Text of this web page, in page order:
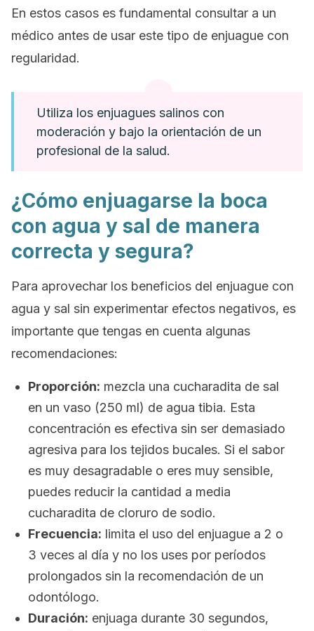
En estos casos es fundamental consultar a un
médico antes de usar este tipo de enjuague con
regularidad.
Utiliza los enjuagues salinos con
moderación y bajo la orientación de un
profesional de la salud.
¿Cómo enjuagarse la boca
con agua y sal de manera
correcta y segura?
Para aprovechar los beneficios del enjuague con
agua y sal sin experimentar efectos negativos, es
importante que tengas en cuenta algunas
recomendaciones:
Proporción: mezcla una cucharadita de sal
en un vaso (250 ml) de agua tibia. Esta
concentración es efectiva sin ser demasiado
agresiva para los tejidos bucales. Si el sabor
es muy desagradable o eres muy sensible,
puedes reducir la cantidad a media
cucharadita de cloruro de sodio.
Frecuencia: limita el uso del enjuague a 2 o
3 veces al día y no los uses por períodos
prolongados sin la recomendación de un
odontólogo.
Duración: enjuaga durante 30 segundos,